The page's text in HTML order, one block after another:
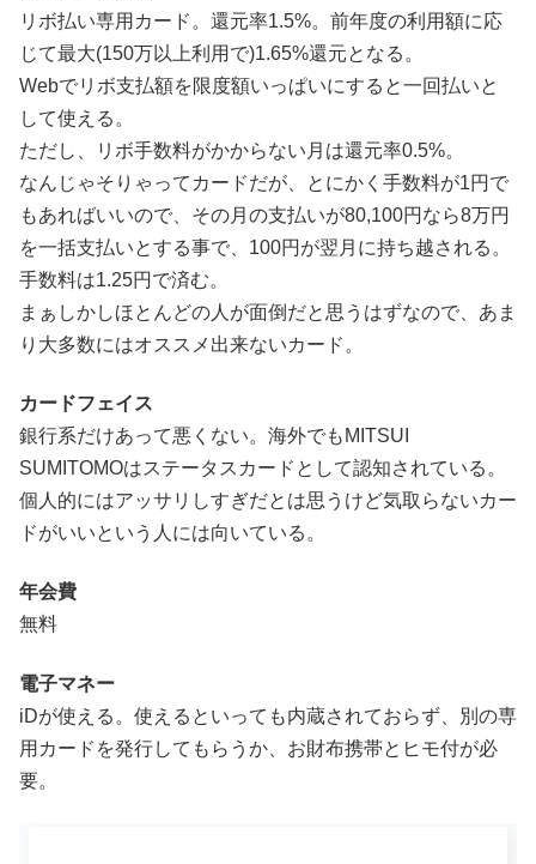
リボ払い専用カード。還元率1.5%。前年度の利用額に応
じて最大(150万以上利用で)1.65%還元となる。
Webでリボ支払額を限度額いっぱいにすると一回払いと
して使える。
ただし、リボ手数料がかからない月は還元率0.5%。
なんじゃそりゃってカードだが、とにかく手数料が1円で
もあればいいので、その月の支払いが80,100円なら8万円
を一括支払いとする事で、100円が翌月に持ち越される。
手数料は1.25円で済む。
まぁしかしほとんどの人が面倒だと思うはずなので、あま
り大多数にはオススメ出来ないカード。
カードフェイス
銀行系だけあって悪くない。海外でもMITSUI
SUMITOMOはステータスカードとして認知されている。
個人的にはアッサリしすぎだとは思うけど気取らないカー
ドがいいという人には向いている。
年会費
無料
電子マネー
iDが使える。使えるといっても内蔵されておらず、別の専
用カードを発行してもらうか、お財布携帯とヒモ付が必
要。